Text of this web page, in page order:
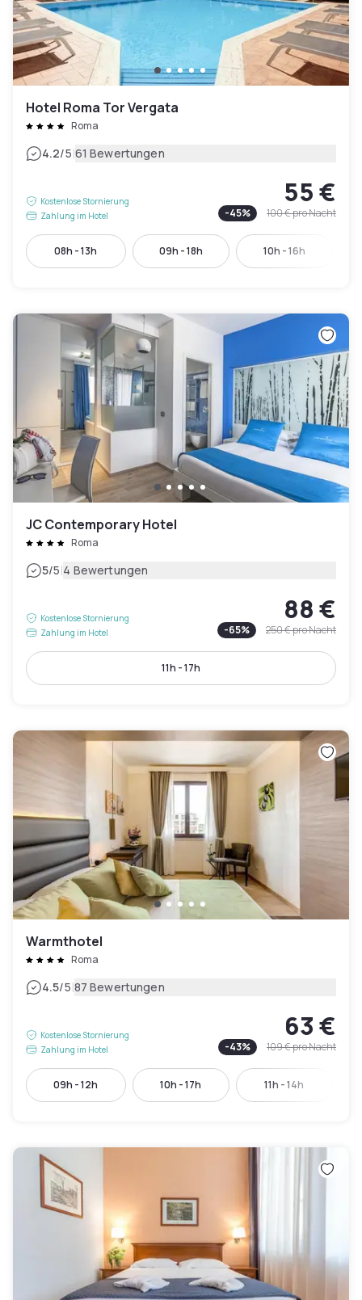
Hotel Roma Tor Vergata
Roma
4.2/5|61 Bewertungen
Kostenlose Stornierung
Zahlung im Hotel
55 €
-45% 100 €pro Nacht
08h - 13h 09h - 18h 10h - 16h
JC Contemporary Hotel
Roma
5/5|4 Bewertungen
Kostenlose Stornierung
Zahlung im Hotel
88 €
-65% 250 €pro Nacht
11h - 17h
Warmthotel
Roma
4.5/5|87 Bewertungen
Kostenlose Stornierung
Zahlung im Hotel
63 €
-43% 109 €pro Nacht
09h - 12h 10h - 17h 11h - 14h